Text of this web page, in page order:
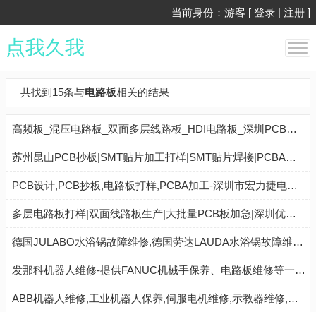
当前身份：游客 [ 登录 | 注册 ]
点我久我
共找到15条与电路板相关的结果
高频板_混压电路板_双面多层线路板_HDI电路板_深圳PCB线路板厂
苏州昆山PCB抄板|SMT贴片加工打样|SMT贴片焊接|PCBA加工|电路板抄板焊接|线路板焊接 - 昆山腾宸电子科技有限公司
PCB设计,PCB抄板,电路板打样,PCBA加工-深圳市宏力捷电子有限公司
多层电路板打样|双面线路板生产|大批量PCB板加急|深圳优路通PCBA加工厂家
德国JULABO水浴锅故障维修,德国劳达LAUDA水浴锅故障维修,医疗高压电源故障维修,恒温水浴锅故障维修,电路板维修_上海振朗机电设备中心 - 八方资源网
发那科机器人维修-提供FANUC机械手保养、电路板维修等一站式解决方案
ABB机器人维修,工业机器人保养,伺服电机维修,示教器维修,广州ABB机器人维修